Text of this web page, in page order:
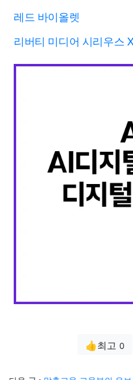
레드 바이올렛
리버티 미디어 시리우스
👍최고 0